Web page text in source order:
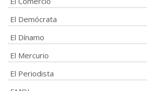
El Demócrata
El Dínamo
El Mercurio
El Periodista